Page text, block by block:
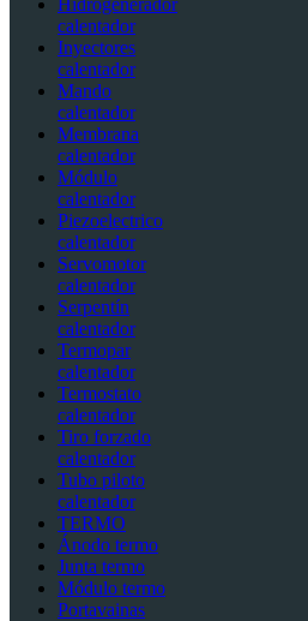
Hidrogenerador
calentador
Inyectores
calentador
Mando
calentador
Membrana
calentador
Módulo
calentador
Piezoelectrico
calentador
Servomotor
calentador
Serpentín
calentador
Termopar
calentador
Termostato
calentador
Tiro forzado
calentador
Tubo piloto
calentador
TERMO
Ánodo termo
Junta termo
Módulo termo
Portavainas